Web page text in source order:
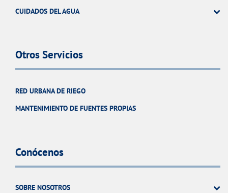
CUIDADOS DEL AGUA
Otros Servicios
RED URBANA DE RIEGO
MANTENIMIENTO DE FUENTES PROPIAS
Conócenos
SOBRE NOSOTROS